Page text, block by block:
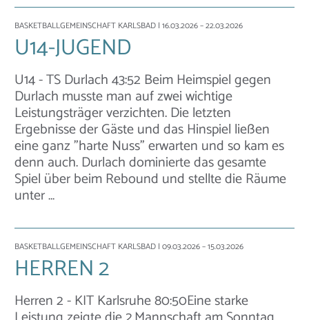
BASKETBALLGEMEINSCHAFT KARLSBAD | 16.03.2026 – 22.03.2026
U14-JUGEND
U14 - TS Durlach 43:52 Beim Heimspiel gegen
Durlach musste man auf zwei wichtige
Leistungsträger verzichten. Die letzten
Ergebnisse der Gäste und das Hinspiel ließen
eine ganz "harte Nuss" erwarten und so kam es
denn auch. Durlach dominierte das gesamte
Spiel über beim Rebound und stellte die Räume
unter …
BASKETBALLGEMEINSCHAFT KARLSBAD | 09.03.2026 – 15.03.2026
HERREN 2
Herren 2 - KIT Karlsruhe 80:50Eine starke